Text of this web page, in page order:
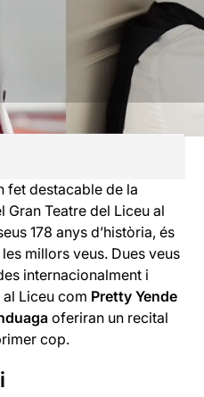
fet destacable de la
Gran Teatre del Liceu al
178 anys d’història, és
les millors veus. Dues veus
internacionalment i
Liceu com Pretty Yende
oferiran un recital
cop.